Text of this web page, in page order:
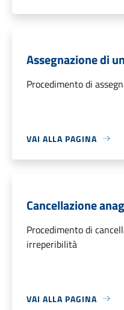
Assegnazione di
Procedimento di
VAI ALLA PAGINA
Cancellazione
Procedimento di
irreperibilità
VAI ALLA PAGINA